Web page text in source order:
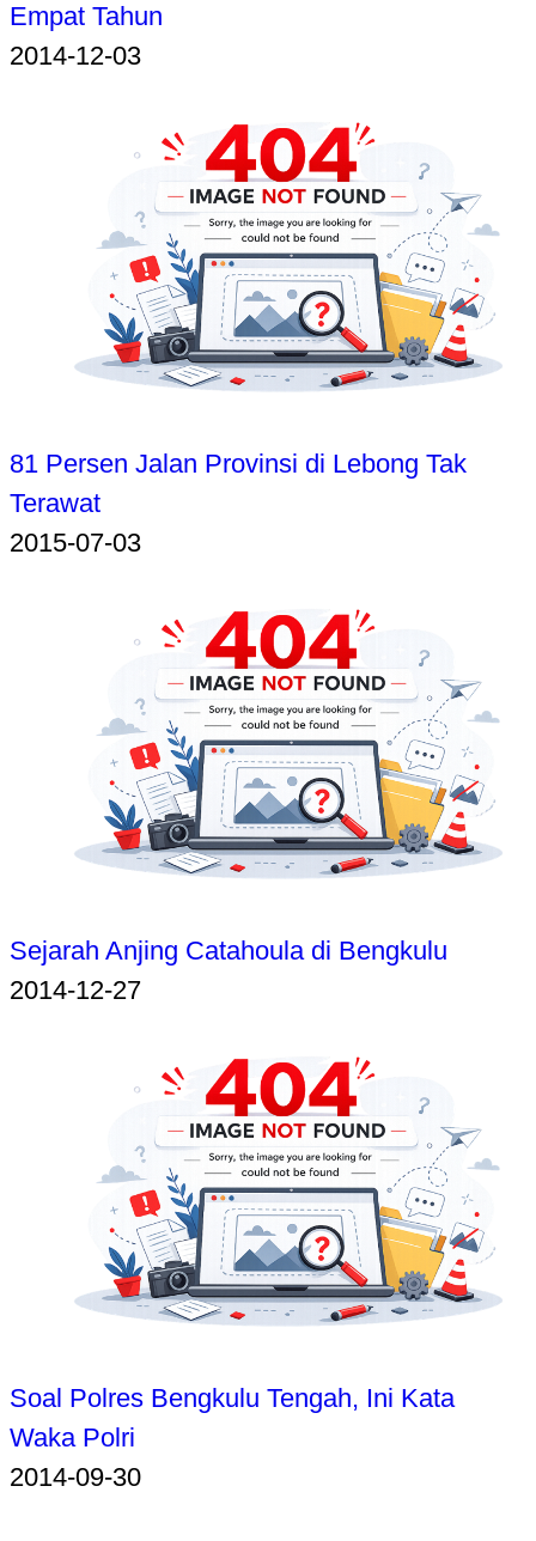
Empat Tahun
2014-12-03
81 Persen Jalan Provinsi di Lebong Tak
Terawat
2015-07-03
Sejarah Anjing Catahoula di Bengkulu
2014-12-27
Soal Polres Bengkulu Tengah, Ini Kata
Waka Polri
2014-09-30